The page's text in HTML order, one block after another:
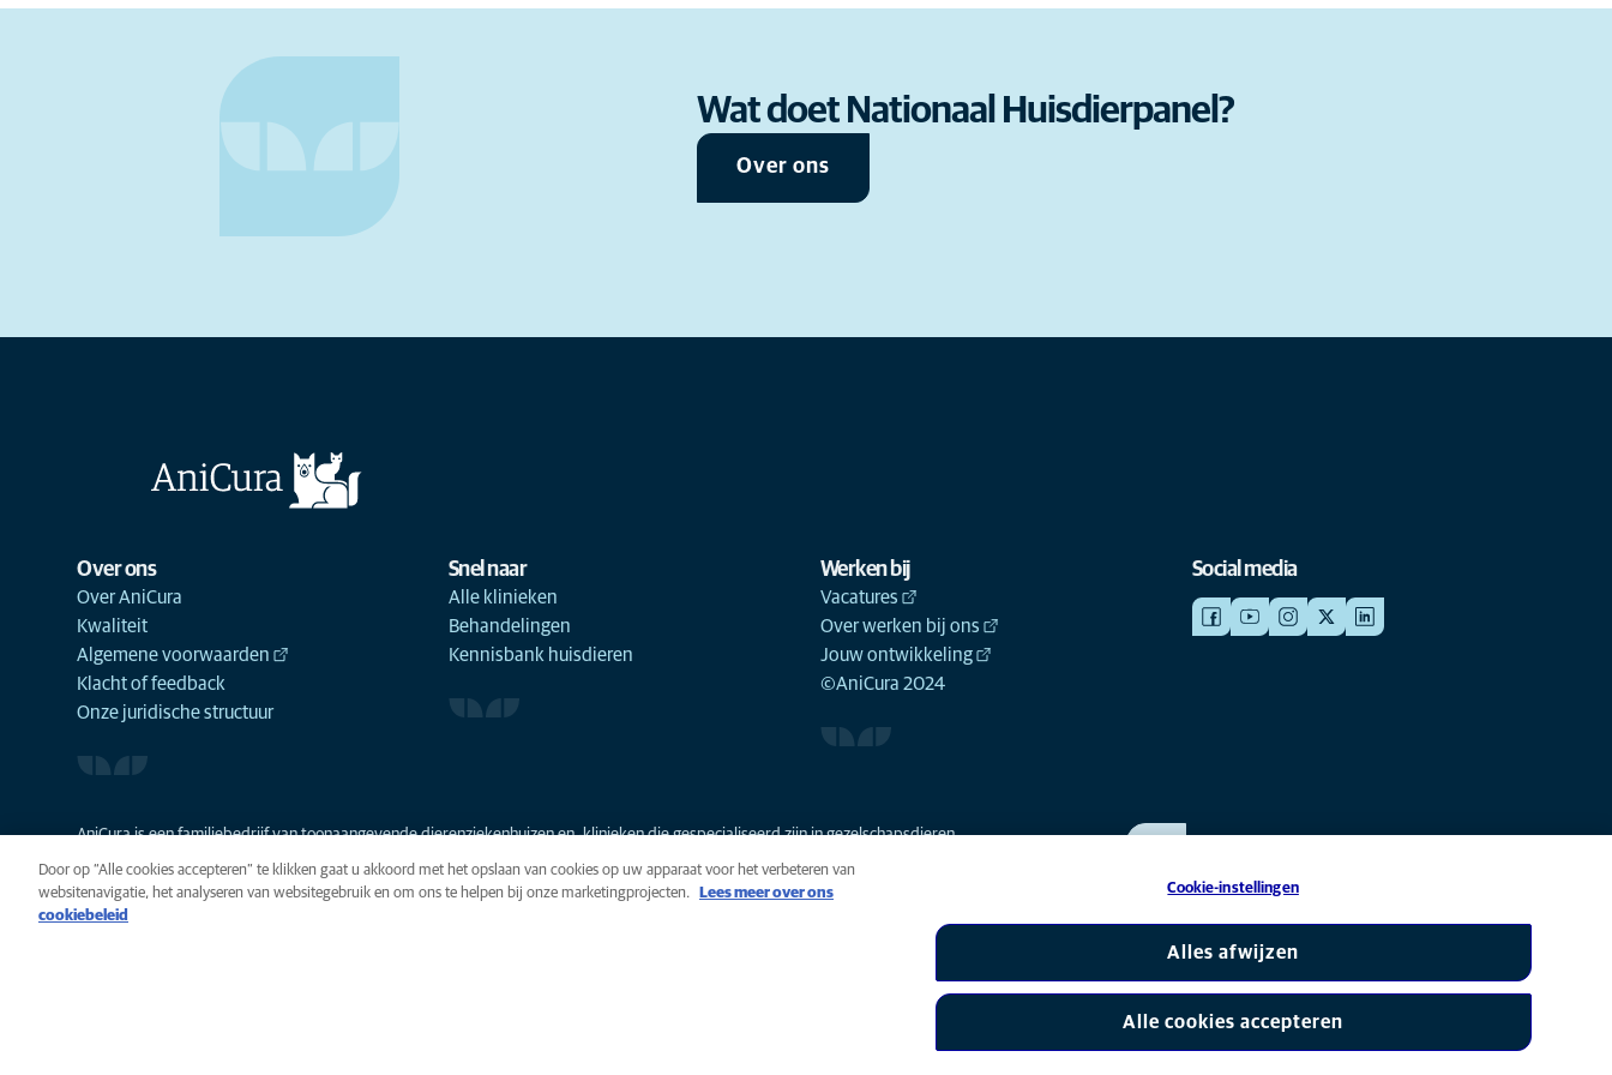
Lees meer Wat doet Nationaal Huisdierpanel?
Over ons
Over ons
Over AniCura
Kwaliteit
Algemene voorwaarden
Klacht of feedback
Onze juridische structuur
Snel naar
Alle klinieken
Behandelingen
Kennisbank huisdieren
Werken bij
Vacatures
Over werken bij ons
Jouw ontwikkeling
©AniCura 2024
Social media
AniCura is een familiebedrijf van toonaangevende dierenziekenhuizen en -klinieken die gespecialiseerd zijn in gezelschapsdieren.
AniCura is onderdeel van Mars, Inc © 2026
Door op “Alle cookies accepteren” te klikken gaat u akkoord met het opslaan van cookies op uw apparaat voor het verbeteren van
websitenavigatie, het analyseren van websitegebruik en om ons te helpen bij onze marketingprojecten.
Lees meer over ons
cookiebeleid
Cookie-instellingen
Alles afwijzen
Alle cookies accepteren